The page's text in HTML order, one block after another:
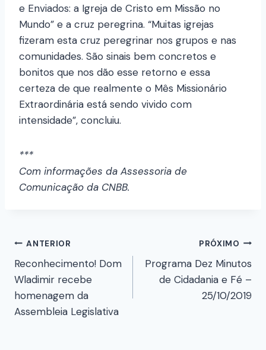
e Enviados: a Igreja de Cristo em Missão no
Mundo” e a cruz peregrina. “Muitas igrejas
fizeram esta cruz peregrinar nos grupos e nas
comunidades. São sinais bem concretos e
bonitos que nos dão esse retorno e essa
certeza de que realmente o Mês Missionário
Extraordinária está sendo vivido com
intensidade”, concluiu.
***
Com informações da Assessoria de
Comunicação da CNBB.
ANTERIOR
Reconhecimento! Dom
Wladimir recebe
homenagem da
Assembleia Legislativa
PRÓXIMO
Programa Dez Minutos
de Cidadania e Fé –
25/10/2019